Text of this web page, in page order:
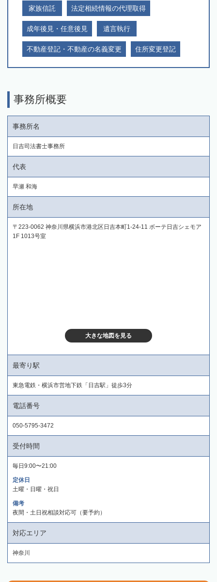
家族信託 法定相続情報の代理取得
成年後見・任意後見 遺言執行
不動産登記・不動産の名義変更 住所変更登記
事務所概要
事務所名
日吉司法書士事務所
代表
早瀬 和海
所在地
〒223-0062 神奈川県横浜市港北区日吉本町1-24-11 ボーテ日吉シェモア
1F 1013号室
大きな地図を見る
最寄り駅
東急電鉄・横浜市営地下鉄「日吉駅」徒歩3分
電話番号
050-5795-3472
受付時間
毎日9:00〜21:00
定休日
土曜・日曜・祝日
備考
夜間・土日祝相談対応可（要予約）
対応エリア
神奈川